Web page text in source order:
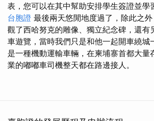
表，您可以在其中幫助安排學生簽證並學
台胞證 最後兩天悠閒地度過了，除此之
觀了西哈努克的雕像、獨立紀念碑，還有
車遊覽，當時我們只是和他一起開車繞城
是一種機動運輸車輛，在柬埔寨首都大量
業的嘟嘟車司機整天都在路邊接人。